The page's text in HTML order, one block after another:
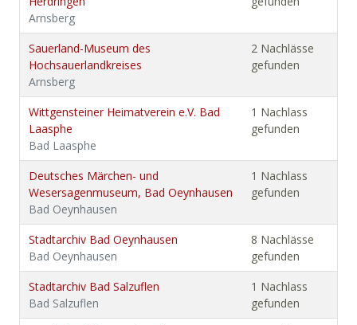
Arnsberg
Sauerland-Museum des
Hochsauerlandkreises
Arnsberg
2 Nachlässe
gefunden
Wittgensteiner Heimatverein e.V. Bad
Laasphe
Bad Laasphe
1 Nachlass
gefunden
Deutsches Märchen- und
Wesersagenmuseum, Bad Oeynhausen
Bad Oeynhausen
1 Nachlass
gefunden
Stadtarchiv Bad Oeynhausen
Bad Oeynhausen
8 Nachlässe
gefunden
Stadtarchiv Bad Salzuflen
Bad Salzuflen
1 Nachlass
gefunden